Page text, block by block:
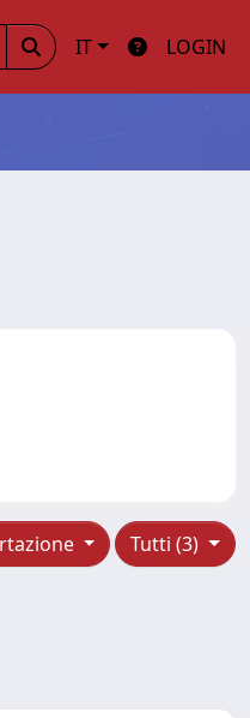
IT LOGIN
Tutti (3)